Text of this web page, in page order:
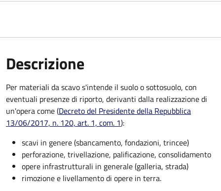
Descrizione
Per materiali da scavo s'intende il suolo o sottosuolo, con
eventuali presenze di riporto, derivanti dalla realizzazione di
un'opera come (Decreto del Presidente della Repubblica
13/06/2017, n. 120, art. 1, com. 1):
scavi in genere (sbancamento, fondazioni, trincee)
perforazione, trivellazione, palificazione, consolidamento
opere infrastrutturali in generale (galleria, strada)
rimozione e livellamento di opere in terra.